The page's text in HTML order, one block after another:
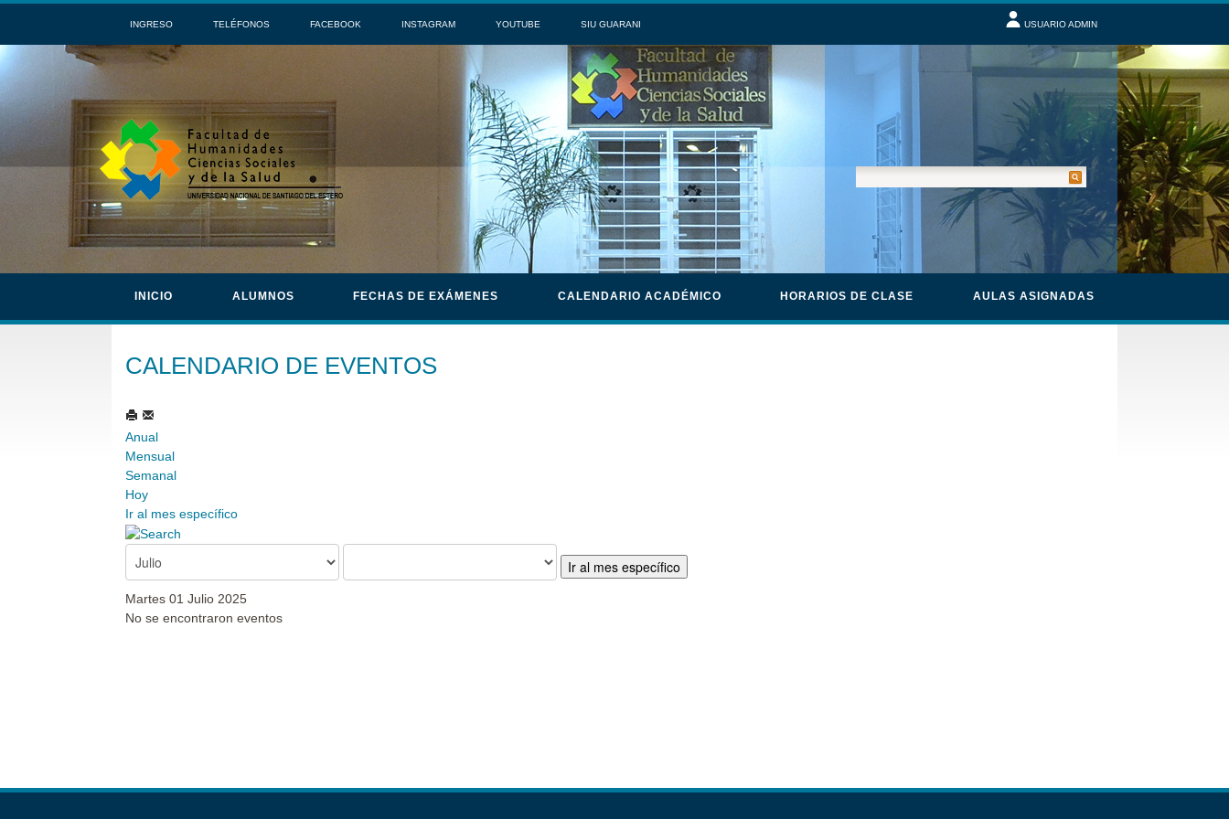
INGRESO TELÉFONOS FACEBOOK INSTAGRAM YOUTUBE SIU GUARANI USUARIO ADMIN
INICIO ALUMNOS FECHAS DE EXÁMENES CALENDARIO ACADÉMICO HORARIOS DE CLASE AULAS ASIGNADAS
CALENDARIO DE EVENTOS
Anual
Mensual
Semanal
Hoy
Ir al mes específico
Ir al mes específico
Martes 01 Julio 2025
No se encontraron eventos